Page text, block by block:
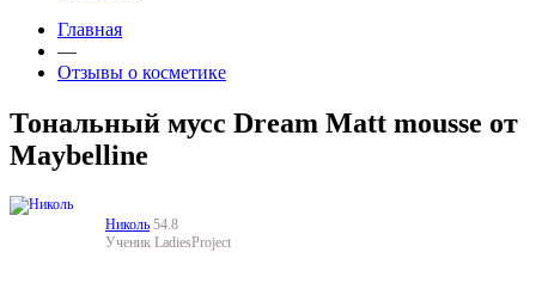
Главная
—
Отзывы о косметике
Тональный мусс Dream Matt mousse от
Maybelline
Николь 54.8
Ученик LadiesProject